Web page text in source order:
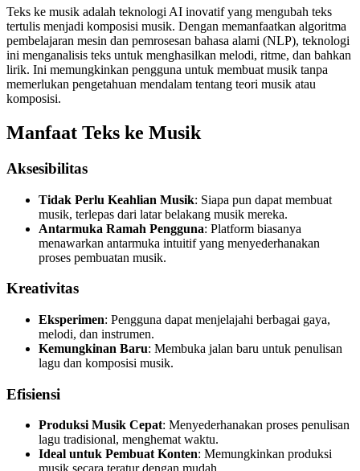
Teks ke musik adalah teknologi AI inovatif yang mengubah teks
tertulis menjadi komposisi musik. Dengan memanfaatkan algoritma
pembelajaran mesin dan pemrosesan bahasa alami (NLP), teknologi
ini menganalisis teks untuk menghasilkan melodi, ritme, dan bahkan
lirik. Ini memungkinkan pengguna untuk membuat musik tanpa
memerlukan pengetahuan mendalam tentang teori musik atau
komposisi.
Manfaat Teks ke Musik
Aksesibilitas
Tidak Perlu Keahlian Musik: Siapa pun dapat membuat
musik, terlepas dari latar belakang musik mereka.
Antarmuka Ramah Pengguna: Platform biasanya
menawarkan antarmuka intuitif yang menyederhanakan
proses pembuatan musik.
Kreativitas
Eksperimen: Pengguna dapat menjelajahi berbagai gaya,
melodi, dan instrumen.
Kemungkinan Baru: Membuka jalan baru untuk penulisan
lagu dan komposisi musik.
Efisiensi
Produksi Musik Cepat: Menyederhanakan proses penulisan
lagu tradisional, menghemat waktu.
Ideal untuk Pembuat Konten: Memungkinkan produksi